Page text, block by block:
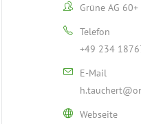
Grüne AG 60+
Telefon
+49 234
E-Mail
Webseite